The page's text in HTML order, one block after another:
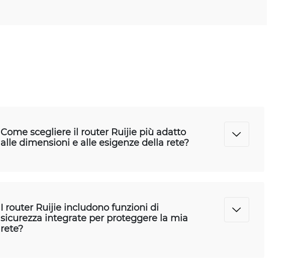
Come scegliere il router Ruijie più adatto
alle dimensioni e alle esigenze della rete?
I router Ruijie includono funzioni di
sicurezza integrate per proteggere la mia
rete?